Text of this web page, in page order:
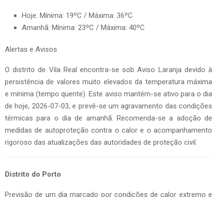
Hoje: Mínima: 19ºC / Máxima: 36ºC
Amanhã: Mínima: 23ºC / Máxima: 40ºC
Alertas e Avisos
O distrito de Vila Real encontra-se sob Aviso Laranja devido à
persistência de valores muito elevados da temperatura máxima
e mínima (tempo quente). Este aviso mantém-se ativo para o dia
de hoje, 2026-07-03, e prevê-se um agravamento das condições
térmicas para o dia de amanhã. Recomenda-se a adoção de
medidas de autoproteção contra o calor e o acompanhamento
rigoroso das atualizações das autoridades de proteção civil.
Distrito do Porto
Previsão de um dia marcado por condições de calor extremo e